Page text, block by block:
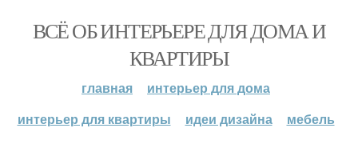
ВСЁ ОБ ИНТЕРЬЕРЕ ДЛЯ ДОМА И
КВАРТИРЫ
главная
интерьер для дома
интерьер для квартиры
идеи дизайна мебель